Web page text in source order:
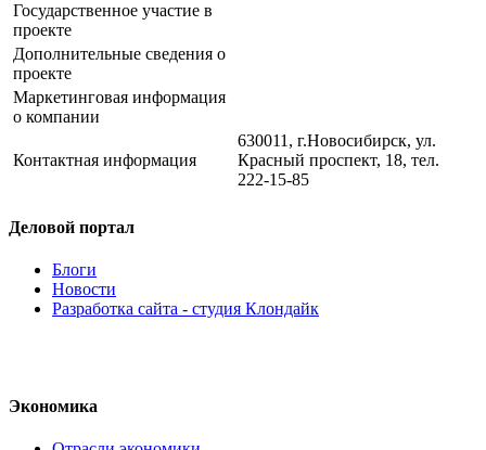
Государственное участие в
проекте
Дополнительные сведения о
проекте
Маркетинговая информация
о компании
Контактная информация
630011, г.Новосибирск, ул.
Красный проспект, 18, тел.
222-15-85
Деловой портал
Блоги
Новости
Разработка сайта - студия Клондайк
Экономика